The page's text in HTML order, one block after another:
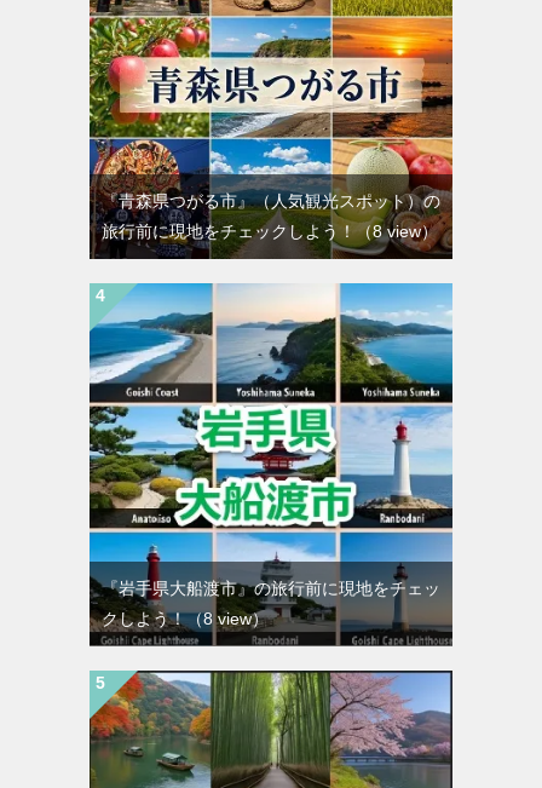
『青森県つがる市』（人気観光スポット）の
旅行前に現地をチェックしよう！（8 view）
『岩手県大船渡市』の旅行前に現地をチェッ
クしよう！（8 view）